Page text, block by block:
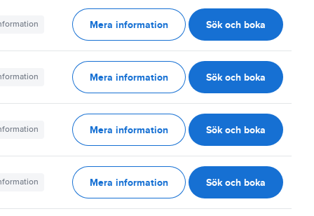
Mera information Sök och boka
Mera information Sök och boka
Mera information Sök och boka
Mera information Sök och boka